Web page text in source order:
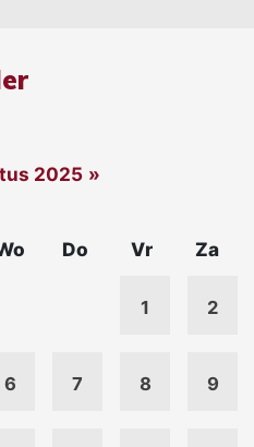
2025 »
1 2
6 7 8 9